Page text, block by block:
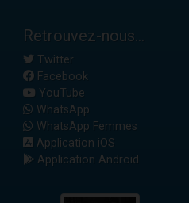
Retrouvez-nous...
Twitter
Facebook
YouTube
WhatsApp
WhatsApp Femmes
Application iOS
Application Android